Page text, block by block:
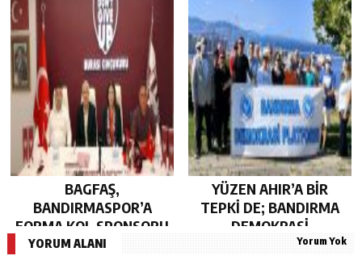
BAGFAŞ,
BANDIRMASPOR’A
FORMA KOL SPONSORU
OLARAK KUCAK AÇTI…
YÜZEN AHIR’A BİR
TEPKİ DE; BANDIRMA
DEMOKRASİ
PLATFORMU’NDAN…
YORUM ALANI Yorum Yok